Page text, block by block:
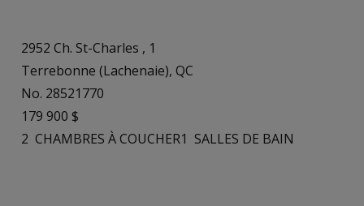
2952 Ch. St-Charles , 1
Terrebonne (Lachenaie), QC
No. 28521770
179 900 $
2 CHAMBRES À COUCHER1 SALLES DE BAIN